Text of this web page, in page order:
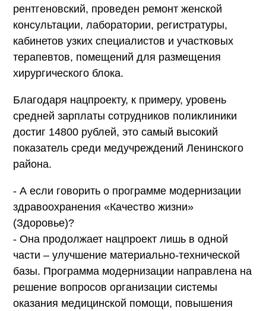
рентгеновский, проведен ремонт женской
консультации, лаборатории, регистратуры,
кабинетов узких специалистов и участковых
терапевтов, помещений для размещения
хирургического блока.
Благодаря нацпроекту, к примеру, уровень
средней зарплаты сотрудников поликлиники
достиг 14800 рублей, это самый высокий
показатель среди медучреждений Ленинского
района.
- А если говорить о программе модернизации
здравоохранения «Качество жизни»
(Здоровье)?
- Она продолжает нацпроект лишь в одной
части – улучшение материально-технической
базы. Программа модернизации направлена на
решение вопросов организации системы
оказания медицинской помощи, повышения